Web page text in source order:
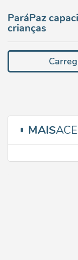
ParáPaz
crianças
MAIS